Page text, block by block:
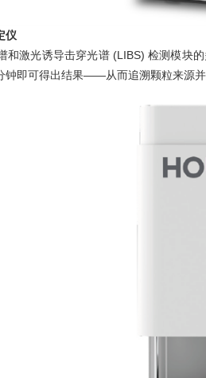
仪
和激光诱导击穿光谱 (LIBS) 检测模块
钟即可得出结果——从而追溯颗粒来源并